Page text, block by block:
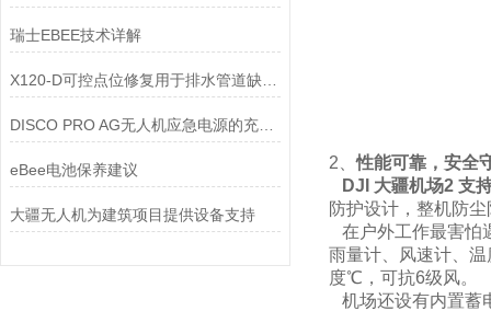
瑞士EBEE技术详解
X120-D可控点位修复用于排水管道缺陷点修复方案
DISCO PRO AG无人机应急电源的充电特性
eBee电池保养建议
大疆无人机为建筑项目提供设备支持
2、性能可靠，安全
DJI 大疆机场2 支
防护设计，整机防
在户外工作最害怕
雨量计、风速计、
度℃，可抗6级风。
机场还设有内置蓄